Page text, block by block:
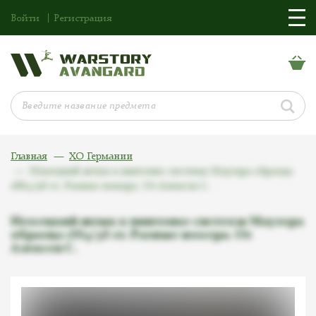
Войти Регистрация
Главная
ХО Германии
Немецкий штык к винтовке системы Маузера
образца 1884/98 гг. Разные номера. От
Алексея С.